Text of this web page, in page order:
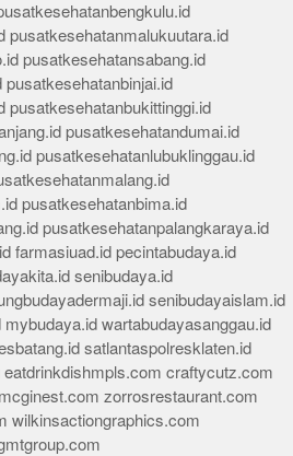
pusatkesehatanmalukuutara.id
pusatkesehatansabang.id
pusatkesehatanbinjai.id
pusatkesehatanbukittinggi.id
pusatkesehatandumai.id
pusatkesehatanlubuklinggau.id
pusatkesehatanbima.id
pusatkesehatanpalangkaraya.id
farmasiuad.id pecintabudaya.id
senibudaya.id
senibudayaislam.id
mybudaya.id wartabudayasanggau.id
satlantaspolresklaten.id
eatdrinkdishmpls.com craftycutz.com
zorrosrestaurant.com
wilkinsactiongraphics.com